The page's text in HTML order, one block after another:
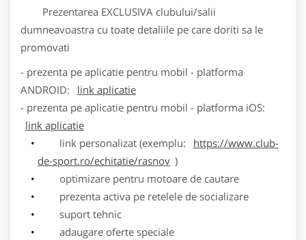
Prezentarea EXCLUSIVA clubului/salii
dumneavoastra cu toate detaliile pe care doriti sa le
promovati
- prezenta pe aplicatie pentru mobil - platforma
ANDROID:
link aplicatie
- prezenta pe aplicatie pentru mobil - platforma iOS:
link aplicatie
link personalizat (exemplu:
https://www.club-
de-sport.ro/echitatie/rasnov )
optimizare pentru motoare de cautare
prezenta activa pe retelele de socializare
suport tehnic
adaugare oferte speciale